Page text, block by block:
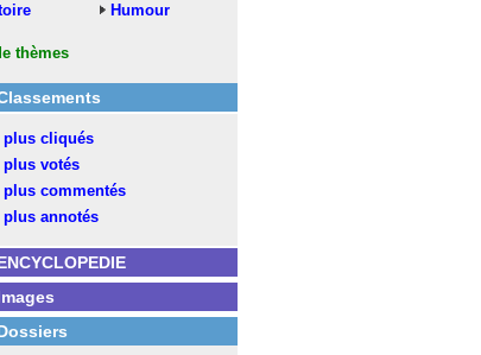
Humour
thèmes
plus cliqués
plus votés
plus commentés
plus annotés